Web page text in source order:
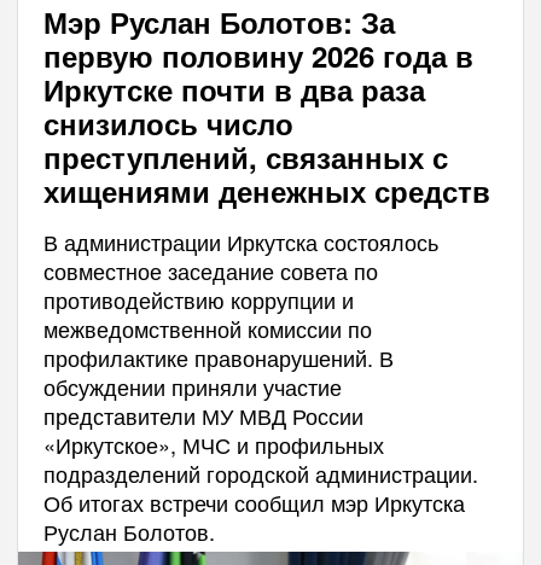
Мэр Руслан Болотов: За
первую половину 2026 года в
Иркутске почти в два раза
снизилось число
преступлений, связанных с
хищениями денежных средств
В администрации Иркутска состоялось
совместное заседание совета по
противодействию коррупции и
межведомственной комиссии по
профилактике правонарушений. В
обсуждении приняли участие
представители МУ МВД России
«Иркутское», МЧС и профильных
подразделений городской администрации.
Об итогах встречи сообщил мэр Иркутска
Руслан Болотов.